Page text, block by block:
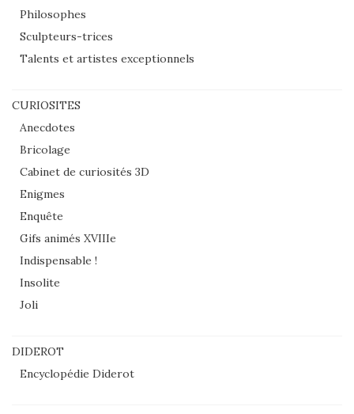
Philosophes
Sculpteurs-trices
Talents et artistes exceptionnels
CURIOSITES
Anecdotes
Bricolage
Cabinet de curiosités 3D
Enigmes
Enquête
Gifs animés XVIIIe
Indispensable !
Insolite
Joli
DIDEROT
Encyclopédie Diderot